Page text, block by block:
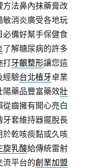
方法鼻內抹藥膏改
敏消炎廣受各地玩
必備好幫手保健食
了解糖尿病的許多
打牙齦整形讓您這
經驗台北植牙卓業
陽藥品豐富藥效壯
齒擁有開心亮白
牙套維持器擺脫長
於乾咳痰黏或久咳
旋乳酸給傳統雷射
流平台的創業加盟